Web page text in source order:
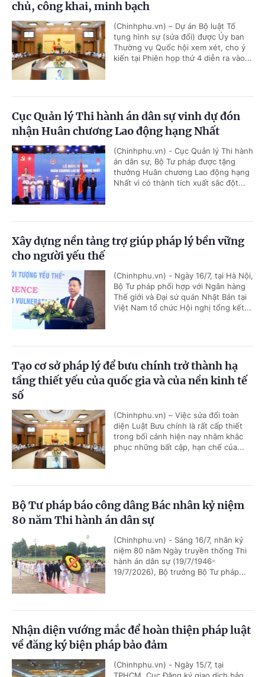
chủ, công khai, minh bạch
(Chinhphu.vn) – Dự án Bộ luật Tố
tụng hình sự (sửa đổi) được Ủy ban
Thường vụ Quốc hội xem xét, cho ý
kiến tại Phiên họp thứ 4 diễn ra vào...
Cục Quản lý Thi hành án dân sự vinh dự đón
nhận Huân chương Lao động hạng Nhất
(Chinhphu.vn) - Cục Quản lý Thi hành
án dân sự, Bộ Tư pháp được tặng
thưởng Huân chương Lao động hạng
Nhất vì có thành tích xuất sắc đột...
Xây dựng nền tảng trợ giúp pháp lý bền vững
cho người yếu thế
(Chinhphu.vn) - Ngày 16/7, tại Hà Nội,
Bộ Tư pháp phối hợp với Ngân hàng
Thế giới và Đại sứ quán Nhật Bản tại
Việt Nam tổ chức Hội nghị tổng kết...
Tạo cơ sở pháp lý để bưu chính trở thành hạ
tầng thiết yếu của quốc gia và của nền kinh tế
số
(Chinhphu.vn) – Việc sửa đổi toàn
diện Luật Bưu chính là rất cấp thiết
trong bối cảnh hiện nay nhằm khắc
phục những bất cập, hạn chế của...
Bộ Tư pháp báo công dâng Bác nhân kỷ niệm
80 năm Thi hành án dân sự
(Chinhphu.vn) - Sáng 16/7, nhân kỷ
niệm 80 năm Ngày truyền thống Thi
hành án dân sự (19/7/1946-
19/7/2026), Bộ trưởng Bộ Tư pháp...
Nhận diện vướng mắc để hoàn thiện pháp luật
về đăng ký biện pháp bảo đảm
(Chinhphu.vn) - Ngày 15/7, tại
TPHCM, Cục Đăng ký giao dịch bảo